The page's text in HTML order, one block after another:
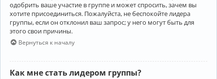
одобрить ваше участие в группе и может спросить, зачем вы
хотите присоединиться. Пожалуйста, не беспокойте лидера
группы, если он отклонил ваш запрос; у него могут быть для
этого свои причины.
Вернуться к началу
Как мне стать лидером группы?